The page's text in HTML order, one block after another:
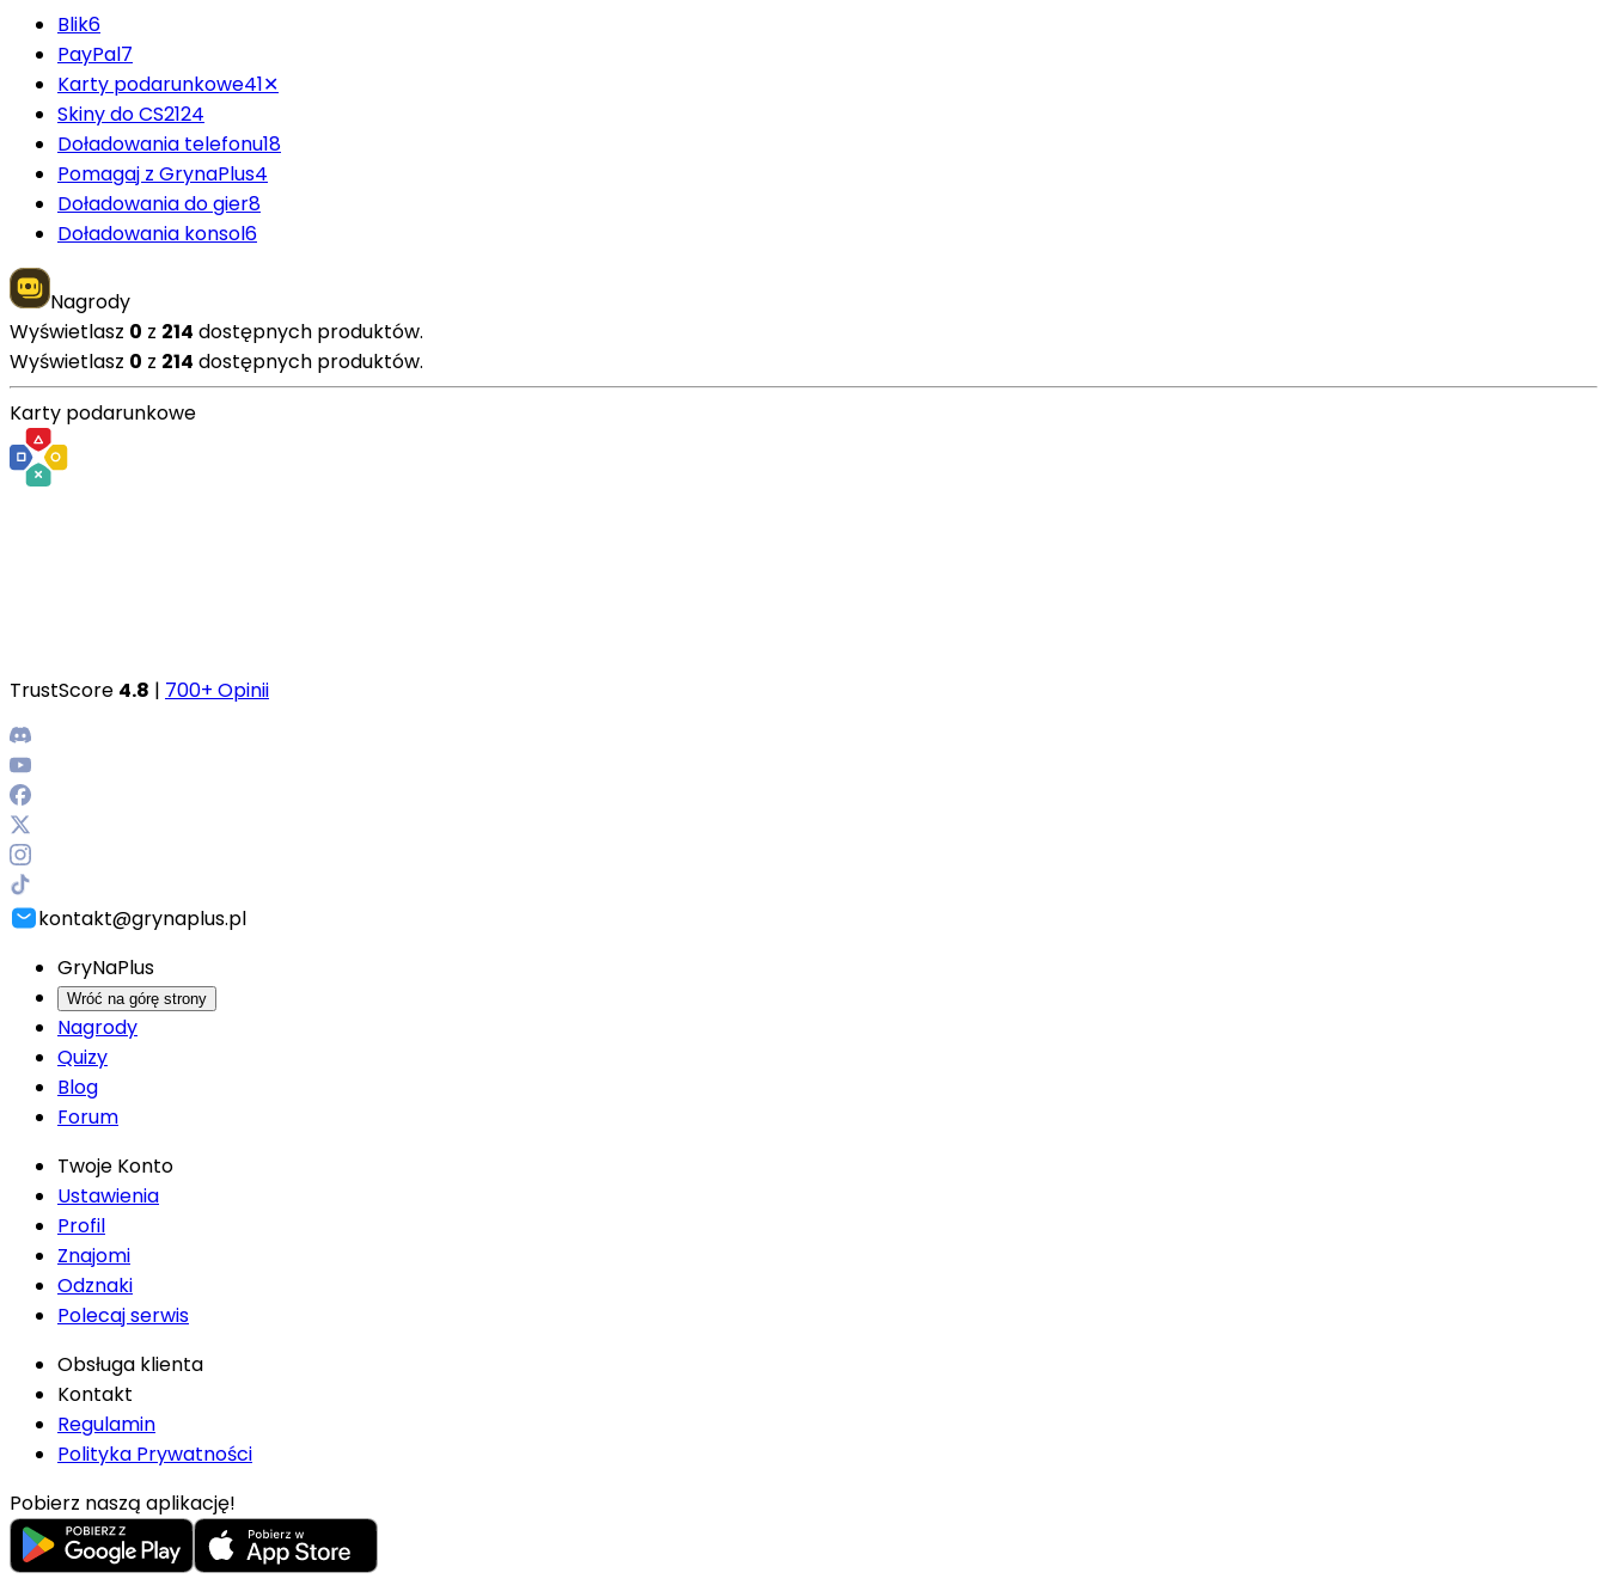
Blik6
PayPal7
Karty podarunkowe41✕
Skiny do CS2124
Doładowania telefonu18
Pomagaj z GrynaPlus4
Doładowania do gier8
Doładowania konsol6
Nagrody
Wyświetlasz 0 z 214 dostępnych produktów.
Wyświetlasz 0 z 214 dostępnych produktów.
Karty podarunkowe
TrustScore 4.8 | 700+ Opinii
kontakt@grynaplus.pl
GryNaPlus
Wróć na górę strony
Nagrody
Quizy
Blog
Forum
Twoje Konto
Ustawienia
Profil
Znajomi
Odznaki
Polecaj serwis
Obsługa klienta
Kontakt
Regulamin
Polityka Prywatności
Pobierz naszą aplikację!